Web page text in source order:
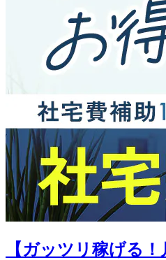
【ガッツリ稼げる